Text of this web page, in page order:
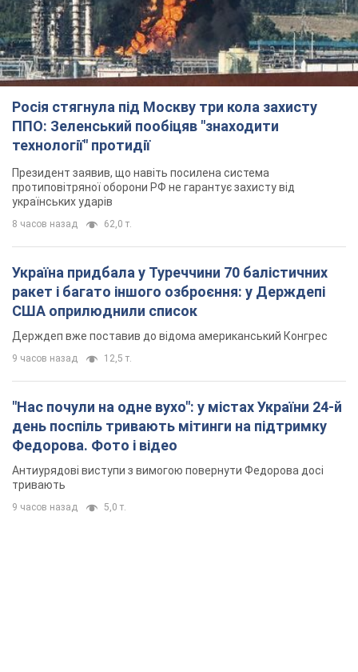
Росія стягнула під Москву три кола захисту
ППО: Зеленський пообіцяв "знаходити
технології" протидії
Президент заявив, що навіть посилена система
протиповітряної оборони РФ не гарантує захисту від
українських ударів
8 часов назад 62,0 т.
Україна придбала у Туреччини 70 балістичних
ракет і багато іншого озброєння: у Держдепі
США оприлюднили список
Держдеп вже поставив до відома американський Конгрес
9 часов назад 12,5 т.
"Нас почули на одне вухо": у містах України 24-й
день поспіль тривають мітинги на підтримку
Федорова. Фото і відео
Антиурядові виступи з вимогою повернути Федорова досі
тривають
9 часов назад 5,0 т.